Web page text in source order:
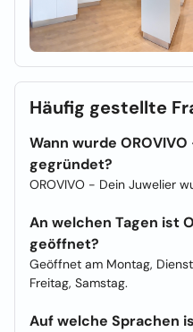
Häufig gestellte
Wann wurde
gegründet?
OROVIVO - Dein Juwelier
An welchen Tagen ist
geöffnet?
Geöffnet am Montag,
Freitag, Samstag.
Auf welche Sprachen